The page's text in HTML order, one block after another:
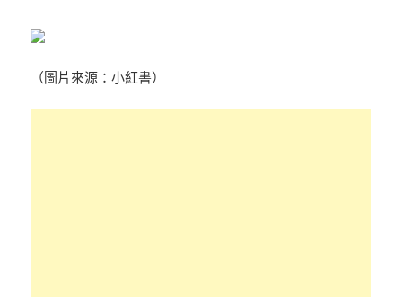
（圖片來源：小紅書）